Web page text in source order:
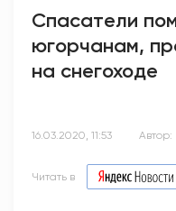
Спасатели
югорчанам,
на снегоходе
16.03.2020, 11:53 Автор:
Читать в